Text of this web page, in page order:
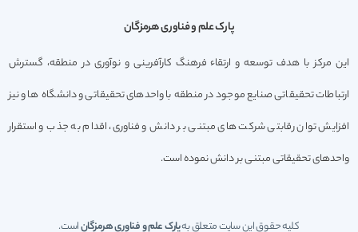
پارک علم و فناوری هرمزگان
این مرکز با هدف توسعه و ارتقاء فرهنگ کارآفرینی و نوآوری در منطقه، گسترش
ارتباطات تحقیقاتی صنایع موجود در منطقه با واحدهای تحقیقاتی و دانشگاه ها و نیز
افزایش توان رقابتی شرکت های مبتنی بر دانش و فناوری، اقدام به جذب و استقرار
واحدهای تحقیقاتی مبتنی بر دانش نموده است.
کلیه حقوق این سایت متعلق بهپارک علم و فناوری هرمزگاناست.